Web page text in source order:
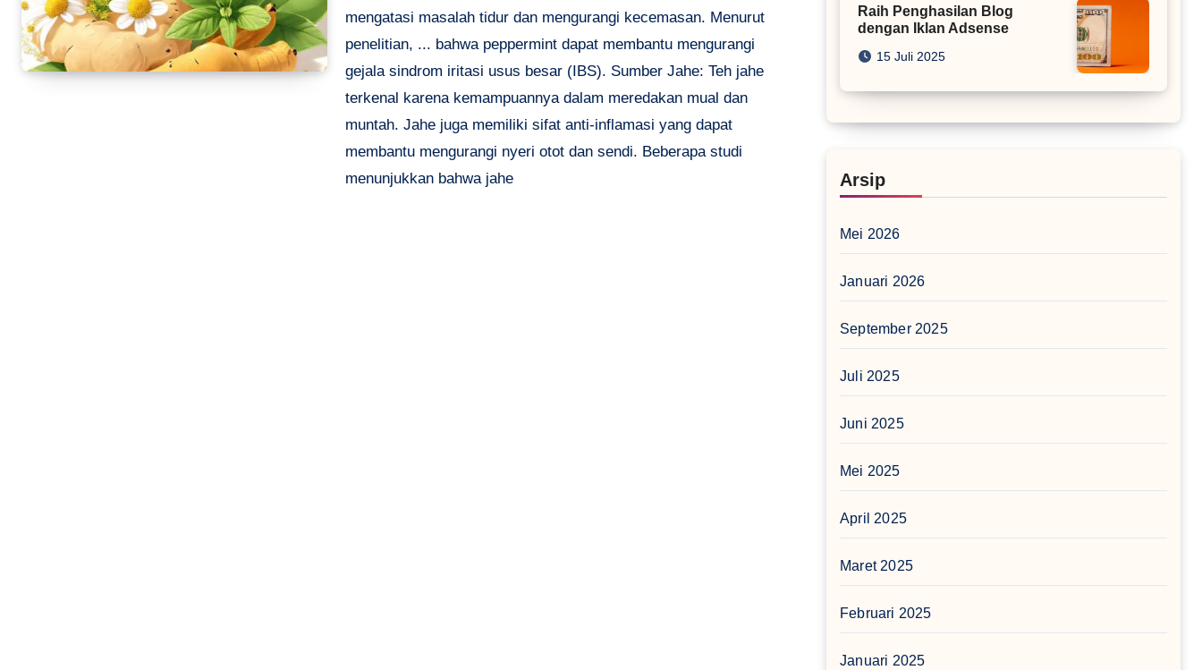
mengatasi masalah tidur dan mengurangi kecemasan. Menurut
penelitian, ... bahwa peppermint dapat membantu mengurangi
gejala sindrom iritasi usus besar (IBS). Sumber Jahe: Teh jahe
terkenal karena kemampuannya dalam meredakan mual dan
muntah. Jahe juga memiliki sifat anti-inflamasi yang dapat
membantu mengurangi nyeri otot dan sendi. Beberapa studi
menunjukkan bahwa jahe
Raih Penghasilan Blog
dengan Iklan Adsense
15 Juli 2025
Arsip
Mei 2026
Januari 2026
September 2025
Juli 2025
Juni 2025
Mei 2025
April 2025
Maret 2025
Februari 2025
Januari 2025